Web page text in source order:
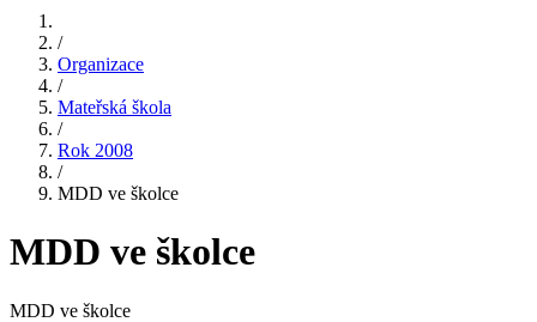
/
Organizace
/
Mateřská škola
/
Rok 2008
/
MDD ve školce
MDD ve školce
MDD ve školce